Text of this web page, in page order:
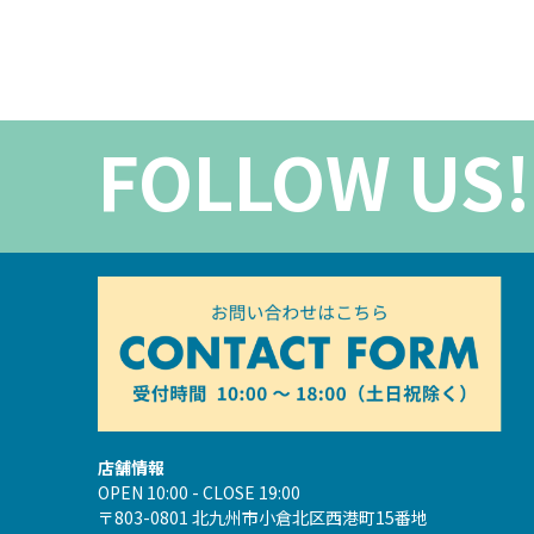
FOLLOW
店舗情報
OPEN 10:00 - CLOSE 19:00
〒803-0801 北九州市小倉北区西港町15番地